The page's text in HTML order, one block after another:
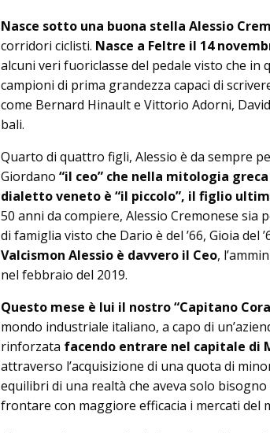
Nasce sotto una buona stella Alessio
corridori ciclisti. Nasce a Fel­tre il 14
alcuni veri fuoriclasse del pedale vi­sto che
campioni di prima grandezza capaci di
come Bernard Hinault e Vittorio Adorni,
bali.
Quarto di quattro figli, Alessio è da sempre
Giordano “il ceo” che nella mitologia
dialetto veneto è “il piccolo”, il figlio
50 anni da compiere, Alessio Cremonese sia
di famiglia visto che Dario è del ’66, Gioia del
Valcismon Alessio è davvero il Ceo,
nel febbraio del 2019.
Questo mese è lui il nostro “Capitano
mondo industriale italiano, a capo di
rinforzata facendo entrare nel capitale di
attraverso l’acquisizione di una quota di
equilibri di una realtà che aveva solo
frontare con maggiore efficacia i mercati del